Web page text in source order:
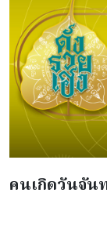
คนเกิดวันจัน